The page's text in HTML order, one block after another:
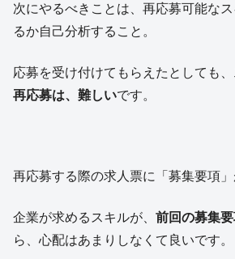
次にやるべきことは、再応募可能な
るか自己分析すること。
応募を受け付けてもらえたとしても、
再応募は、難しいです。
再応募する際の求人票に「募集要項」
企業が求めるスキルが、 前回の募集
ら、心配はあまりしなくて良いです。